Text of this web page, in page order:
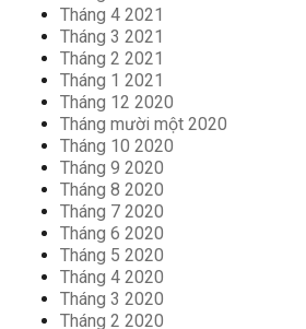
Tháng 4 2021
Tháng 3 2021
Tháng 2 2021
Tháng 1 2021
Tháng 12 2020
Tháng mười một 2020
Tháng 10 2020
Tháng 9 2020
Tháng 8 2020
Tháng 7 2020
Tháng 6 2020
Tháng 5 2020
Tháng 4 2020
Tháng 3 2020
Tháng 2 2020